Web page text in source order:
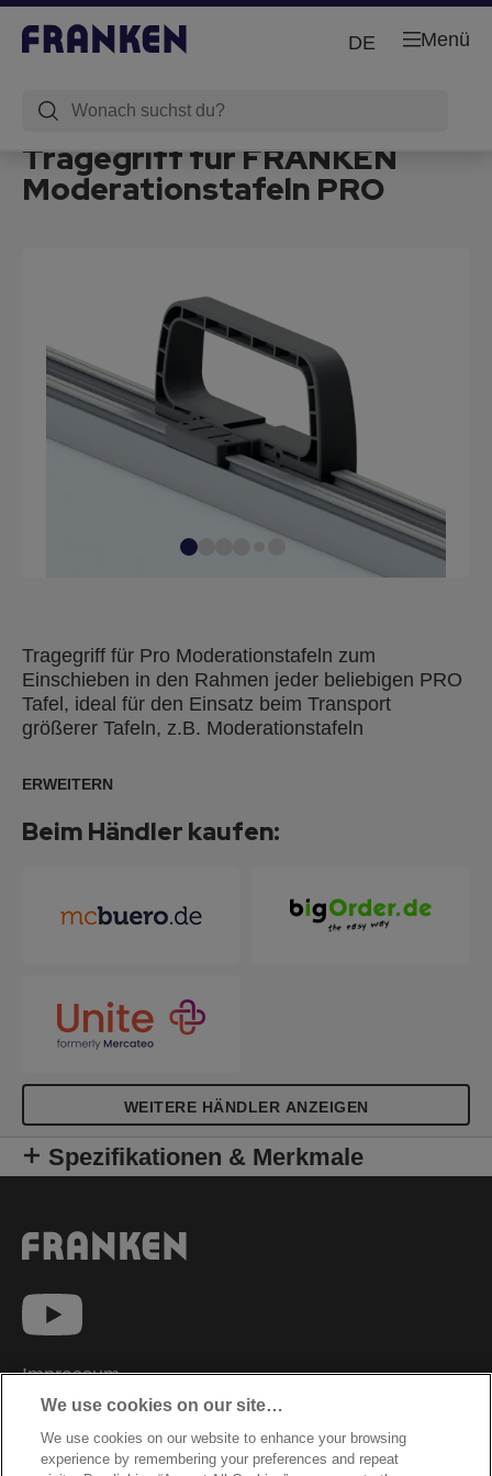
Menü
DE
Tragegriff für FRANKEN
Moderationstafeln PRO
Tragegriff für Pro Moderationstafeln zum
Einschieben in den Rahmen jeder beliebigen PRO
Tafel, ideal für den Einsatz beim Transport
größerer Tafeln, z.B. Moderationstafeln
ERWEITERN
Beim Händler kaufen:
WEITERE HÄNDLER ANZEIGEN
Spezifikationen & Merkmale
Impressum
Datenschutzhinweise
Datenzugriffsberechtigung
We use cookies on our site…
We use cookies on our website to enhance your browsing
experience by remembering your preferences and repeat